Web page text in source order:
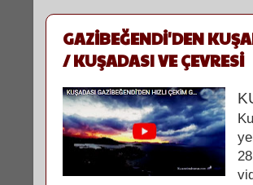
GAZİBEĞENDİ'DEN
/ KUŞADASI VE ÇEVRESİ